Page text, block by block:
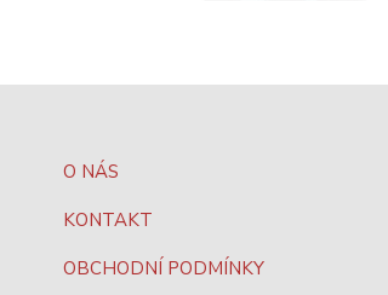
O NÁS
KONTAKT
OBCHODNÍ PODMÍNKY